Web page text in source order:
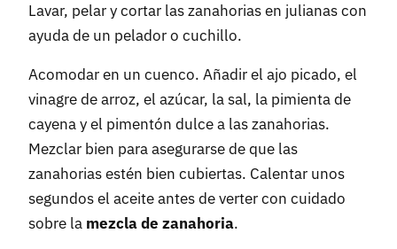
Lavar, pelar y cortar las zanahorias en julianas con
ayuda de un pelador o cuchillo.
Acomodar en un cuenco. Añadir el ajo picado, el
vinagre de arroz, el azúcar, la sal, la pimienta de
cayena y el pimentón dulce a las zanahorias.
Mezclar bien para asegurarse de que las
zanahorias estén bien cubiertas. Calentar unos
segundos el aceite antes de verter con cuidado
sobre la mezcla de zanahoria.